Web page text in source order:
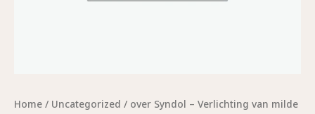
Home / Uncategorized / over Syndol – Verlichting van milde